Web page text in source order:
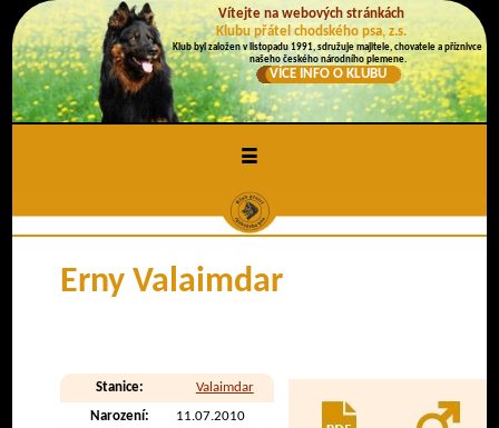
Vítejte na webových stránkách
Klubu přátel chodského psa, z.s.
Klub byl založen v listopadu 1991, sdružuje majitele, chovatele a příznivce
našeho českého národního plemene.
VÍCE INFO O KLUBU
≡
Erny Valaimdar
Stanice:
Valaimdar
Narození:
11.07.2010